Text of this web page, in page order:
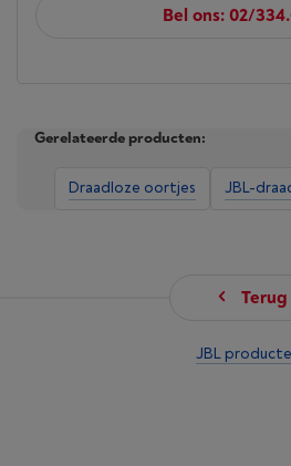
Bel ons: 02/
Gerelateerde producten:
Draadloze oortjes JBL-
Terug
JBL